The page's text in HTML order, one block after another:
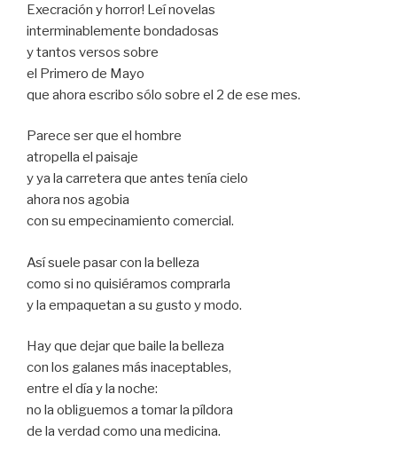
Execración y horror! Leí novelas
interminablemente bondadosas
y tantos versos sobre
el Primero de Mayo
que ahora escribo sólo sobre el 2 de ese mes.
Parece ser que el hombre
atropella el paisaje
y ya la carretera que antes tenía cielo
ahora nos agobia
con su empecinamiento comercial.
Así suele pasar con la belleza
como si no quisiéramos comprarla
y la empaquetan a su gusto y modo.
Hay que dejar que baile la belleza
con los galanes más inaceptables,
entre el día y la noche:
no la obliguemos a tomar la píldora
de la verdad como una medicina.